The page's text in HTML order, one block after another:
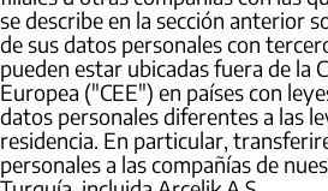
se describe en la sección anterior
de sus datos personales con
pueden estar ubicadas fuera de la
Europea ("CEE") en países con
datos personales diferentes a las
residencia. En particular,
personales a las compañías de